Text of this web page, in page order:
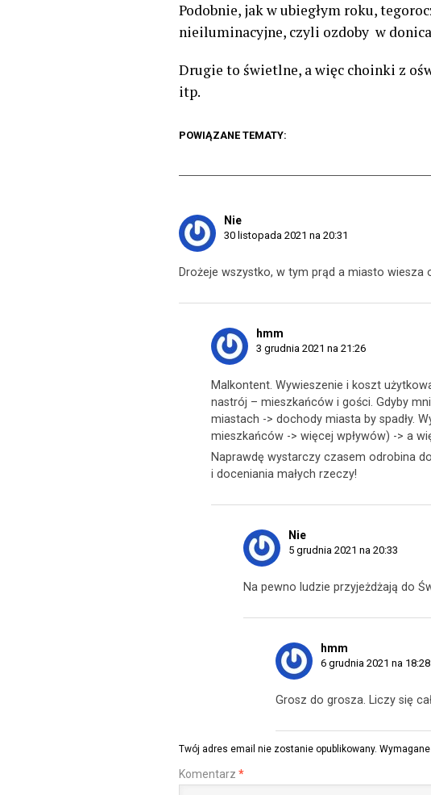
Podobnie, jak w ubiegłym roku,
nieiluminacyjne, czyli ozdoby w
Drugie to świetlne, a więc choinki z
itp.
POWIĄZANE TEMATY:
Nie
30 listopada 2021 na 20:31
Drożeje wszystko, w tym prąd a miasto wiesza
hmm
3 grudnia 2021 na 21:26
Malkontent. Wywieszenie i koszt
nastrój – mieszkańców i gości. Gdyby
miastach -> dochody miasta by spadły.
mieszkańców -> więcej wpływów) -> a
Naprawdę wystarczy czasem odrobina
i doceniania małych rzeczy!
Nie
5 grudnia 2021 na 20:33
Na pewno ludzie przyjeżdżają do
hmm
6 grudnia 2021 na 18:28
Grosz do grosza. Liczy się
Twój adres email nie zostanie opublikowany.
Komentarz *